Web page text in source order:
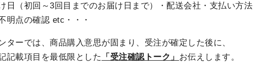
日（初回～3回目までのお届け日まで）・配送会社・支払い方法
明点の確認 etc・・・
ターでは、商品購入意思が固まり、受注が確定した後に、
記載項目を最低限とした
「受注確認トーク」 お伝えします。